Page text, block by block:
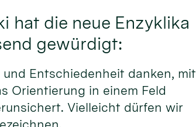
hat die neue Enzyklika
gewürdigt:
Entschiedenheit danken, mit
Orientierung in einem Feld
Vielleicht dürfen wir